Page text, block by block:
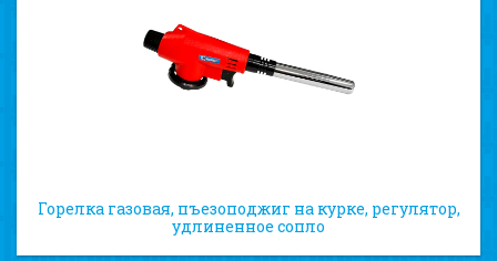
Горелка газовая, пъезоподжиг на курке, регулятор,
удлиненное сопло